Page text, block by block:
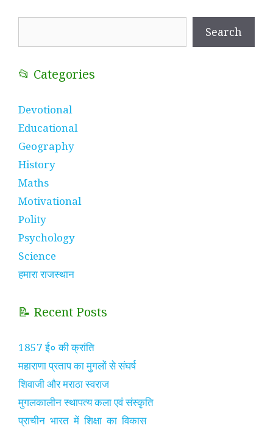
Search
📂 Categories
Devotional
Educational
Geography
History
Maths
Motivational
Polity
Psychology
Science
हमारा राजस्थान
📝 Recent Posts
1857 ई० की क्रांति
महाराणा प्रताप का मुगलों से संघर्ष
शिवाजी और मराठा स्वराज
मुगलकालीन स्थापत्य कला एवं संस्कृति
प्राचीन भारत में शिक्षा का विकास